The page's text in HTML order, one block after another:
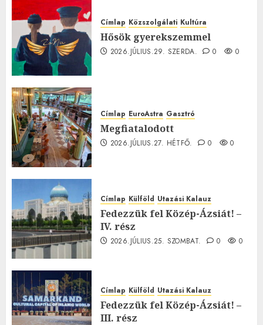
Címlap Közszolgálati Kultúra
Hősök gyerekszemmel
2026.JÚLIUS.29. SZERDA. 0 0
Címlap EuroAstra Gasztró
Megfiatalodott
2026.JÚLIUS.27. HÉTFŐ. 0 0
Címlap Külföld Utazási Kalauz
Fedezzük fel Közép-Ázsiát! –
IV. rész
2026.JÚLIUS.25. SZOMBAT. 0 0
Címlap Külföld Utazási Kalauz
Fedezzük fel Közép-Ázsiát! –
III. rész